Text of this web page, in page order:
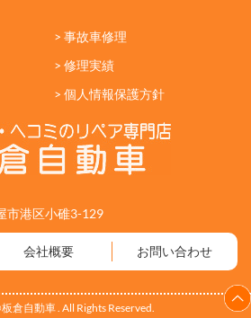
> 事故車修理
> 修理実績
> 個人情報保護方針
市港区小碓3-129
会社概要 お問い合わせ
倉自動車 . All Rights Reserved.